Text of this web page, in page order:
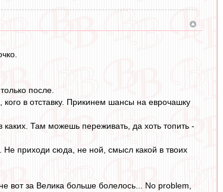
после.
кого в отставку. Прикинем шансы на еврочашку
Там можешь переживать, да хоть топить -
Не приходи сюда, не ной, смысл какой в твоих
вот за Велика больше болелось... No problem,